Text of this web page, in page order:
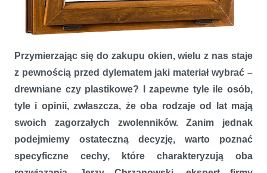
Przymierzając się do zakupu okien, wielu z nas staje
z pewnością przed dylematem jaki materiał wybrać –
drewniane czy plastikowe? I zapewne tyle ile osób,
tyle i opinii, zwłaszcza, że oba rodzaje od lat mają
swoich zagorzałych zwolenników. Zanim jednak
podejmiemy ostateczną decyzję, warto poznać
specyficzne cechy, które charakteryzują oba